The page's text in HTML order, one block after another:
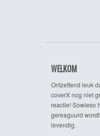
WELKOM
Ontzettend leuk
coverX nog niet
reactie! Sowieso
gereaguurd
levendig.